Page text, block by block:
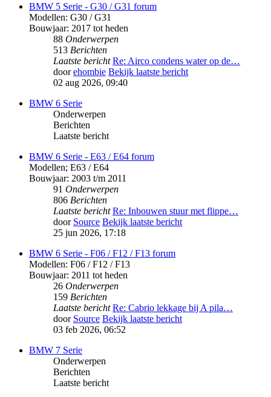
BMW 5 Serie - G30 / G31 forum
Modellen: G30 / G31
Bouwjaar: 2017 tot heden
88 Onderwerpen
513 Berichten
Laatste bericht Re: Airco condens water op de…
doorehombie Bekijk laatste bericht
02 aug 2026, 09:40
BMW 6 Serie
Onderwerpen
Berichten
Laatste bericht
BMW 6 Serie - E63 / E64 forum
Modellen; E63 / E64
Bouwjaar: 2003 t/m 2011
91 Onderwerpen
806 Berichten
Laatste bericht Re: Inbouwen stuur met flippe…
door Source Bekijk laatste bericht
25 jun 2026, 17:18
BMW 6 Serie - F06 / F12 / F13 forum
Modellen: F06 / F12 / F13
Bouwjaar: 2011 tot heden
26 Onderwerpen
159 Berichten
Laatste bericht Re: Cabrio lekkage bij A pila…
door Source Bekijk laatste bericht
03 feb 2026, 06:52
BMW 7 Serie
Onderwerpen
Berichten
Laatste bericht